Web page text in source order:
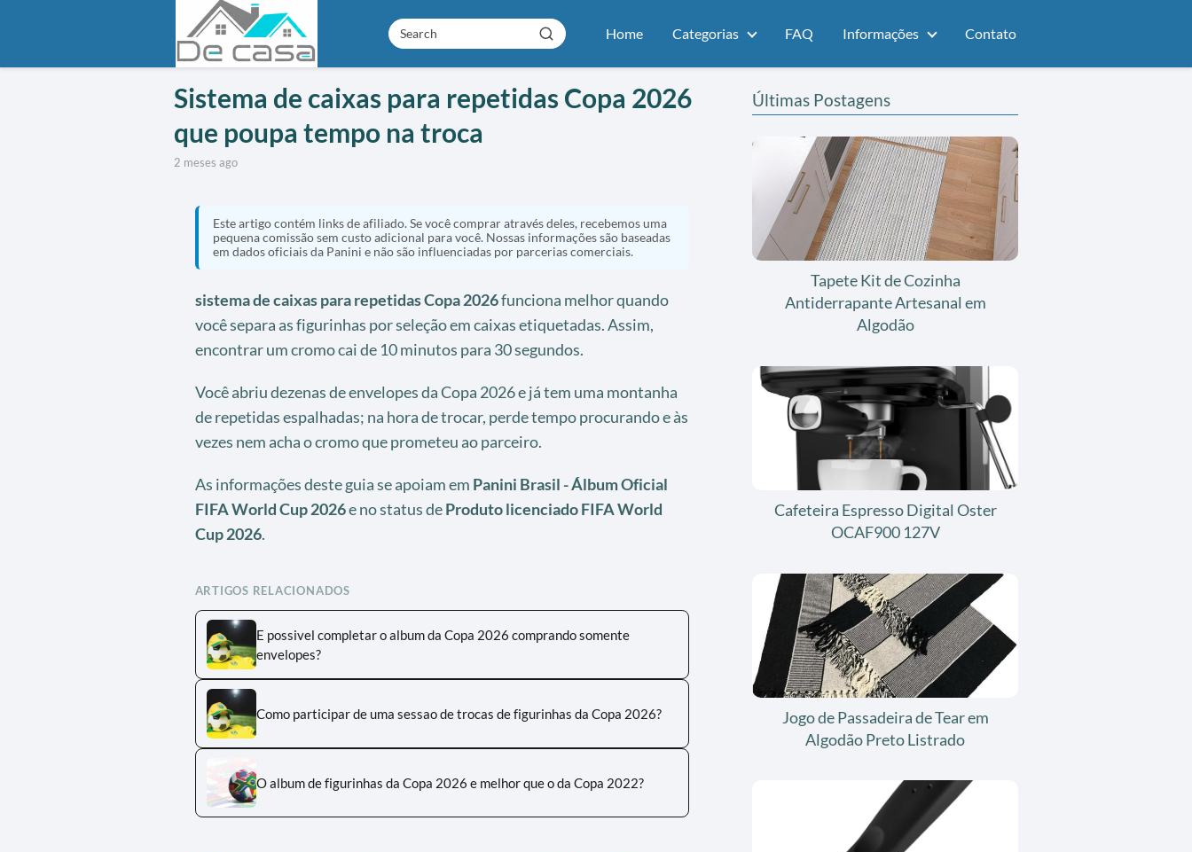
Home Categorias FAQ Informações Contato
Sistema de caixas para repetidas Copa 2026
que poupa tempo na troca
2 meses ago
Este artigo contém links de afiliado. Se você comprar através deles, recebemos uma
pequena comissão sem custo adicional para você. Nossas informações são baseadas
em dados oficiais da Panini e não são influenciadas por parcerias comerciais.
sistema de caixas para repetidas Copa 2026funciona melhor quando
você separa as figurinhas por seleção em caixas etiquetadas. Assim,
encontrar um cromo cai de 10 minutos para 30 segundos.
Você abriu dezenas de envelopes da Copa 2026 e já tem uma montanha
de repetidas espalhadas; na hora de trocar, perde tempo procurando e às
vezes nem acha o cromo que prometeu ao parceiro.
As informações deste guia se apoiam em Panini Brasil - Álbum Oficial
FIFA World Cup 2026e no status deProduto licenciado FIFA World
Cup 2026.
ARTIGOS RELACIONADOS
E possivel completar o album da Copa 2026 comprando somente
envelopes?
Como participar de uma sessao de trocas de figurinhas da Copa 2026?
O album de figurinhas da Copa 2026 e melhor que o da Copa 2022?
Últimas Postagens
Tapete Kit de Cozinha
Antiderrapante Artesanal em
Algodão
Cafeteira Espresso Digital Oster
OCAF900 127V
Jogo de Passadeira de Tear em
Algodão Preto Listrado